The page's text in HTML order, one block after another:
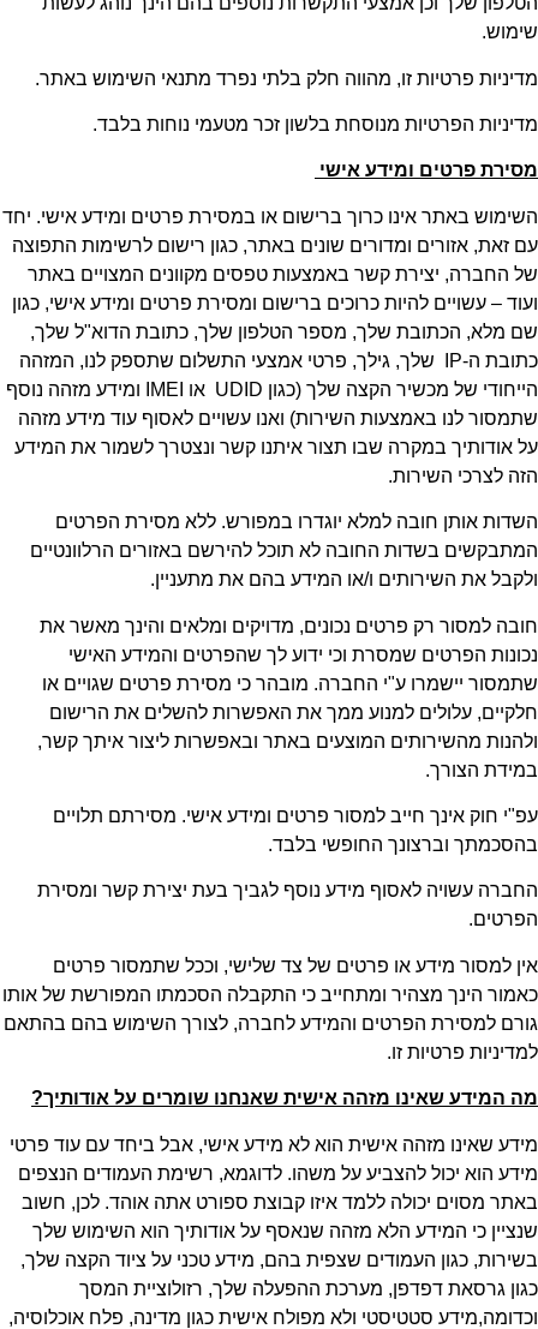
שימוש.
מדיניות פרטיות זו, מהווה חלק בלתי נפרד מתנאי השימוש באתר.
מדיניות הפרטיות מנוסחת בלשון זכר מטעמי נוחות בלבד.
מסירת פרטים ומידע אישי
השימוש באתר אינו כרוך ברישום או במסירת פרטים ומידע אישי. יחד
עם זאת, אזורים ומדורים שונים באתר, כגון רישום לרשימות התפוצה
של החברה, יצירת קשר באמצעות טפסים מקוונים המצויים באתר
ועוד – עשויים להיות כרוכים ברישום ומסירת פרטים ומידע אישי, כגון
שם מלא, הכתובת שלך, מספר הטלפון שלך, כתובת הדוא"ל שלך,
כתובת ה-IP שלך, גילך, פרטי אמצעי התשלום שתספק לנו, המזהה
הייחודי של מכשיר הקצה שלך (כגון UDID או IMEI ומידע מזהה נוסף
שתמסור לנו באמצעות השירות) ואנו עשויים לאסוף עוד מידע מזהה
על אודותיך במקרה שבו תצור איתנו קשר ונצטרך לשמור את המידע
הזה לצרכי השירות.
השדות אותן חובה למלא יוגדרו במפורש. ללא מסירת הפרטים
המתבקשים בשדות החובה לא תוכל להירשם באזורים הרלוונטיים
ולקבל את השירותים ו/או המידע בהם את מתעניין.
חובה למסור רק פרטים נכונים, מדויקים ומלאים והינך מאשר את
נכונות הפרטים שמסרת וכי ידוע לך שהפרטים והמידע האישי
שתמסור יישמרו ע"י החברה. מובהר כי מסירת פרטים שגויים או
חלקיים, עלולים למנוע ממך את האפשרות להשלים את הרישום
ולהנות מהשירותים המוצעים באתר ובאפשרות ליצור איתך קשר,
במידת הצורך.
עפ"י חוק אינך חייב למסור פרטים ומידע אישי. מסירתם תלויים
בהסכמתך וברצונך החופשי בלבד.
החברה עשויה לאסוף מידע נוסף לגביך בעת יצירת קשר ומסירת
הפרטים.
אין למסור מידע או פרטים של צד שלישי, וככל שתמסור פרטים
כאמור הינך מצהיר ומתחייב כי התקבלה הסכמתו המפורשת של אותו
גורם למסירת הפרטים והמידע לחברה, לצורך השימוש בהם בהתאם
למדיניות פרטיות זו.
מה המידע שאינו מזהה אישית שאנחנו שומרים על אודותיך?
מידע שאינו מזהה אישית הוא לא מידע אישי, אבל ביחד עם עוד פרטי
מידע הוא יכול להצביע על משהו. לדוגמא, רשימת העמודים הנצפים
באתר מסוים יכולה ללמד איזו קבוצת ספורט אתה אוהד. לכן, חשוב
שנציין כי המידע הלא מזהה שנאסף על אודותיך הוא השימוש שלך
בשירות, כגון העמודים שצפית בהם, מידע טכני על ציוד הקצה שלך,
כגון גרסאת דפדפן, מערכת ההפעלה שלך, רזולוציית המסך
וכדומה,מידע סטטיסטי ולא מפולח אישית כגון מדינה, פלח אוכלוסיה,